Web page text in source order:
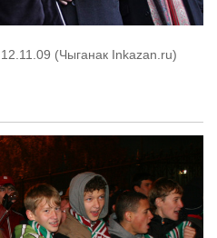
(Чыганак Inkazan.ru)